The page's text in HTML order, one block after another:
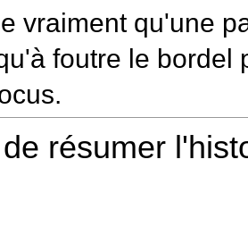
vraiment qu'une
foutre le bordel
résumer